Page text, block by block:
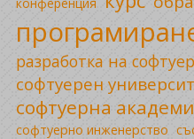
разработка на софтуер
софтуерен
софтуерна
софтуерно инженерство